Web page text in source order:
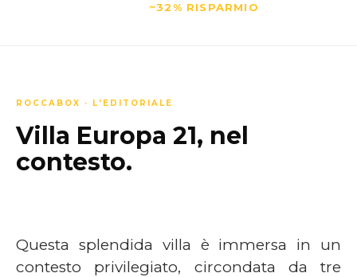
~32% RISPARMIO
ROCCABOX · L'EDITORIALE
Villa Europa 21, nel
contesto.
Questa splendida villa è immersa in un
contesto privilegiato, circondata da tre